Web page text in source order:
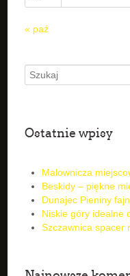
« paź
Ostatnie wpisy
Malownicza
Beskidy – piękne
Dunajec Pieniny
Niskie góry idealne
Szczawnica spacer